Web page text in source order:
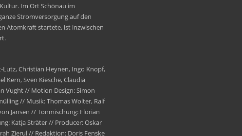
Im Ort Schönau im
Stromversorgung auf den
Atomkraft startete, ist inzwischen
Christian Heynen, Ingo Knopf,
Kern, Sven Kiesche, Claudia
Vught // Motion Design: Simon
// Musik: Thomas Wolter, Ralf
Jansen // Tonmischung: Florian
Katja Sträter // Producer: Oskar
Zierul // Redaktion: Doris Fenske